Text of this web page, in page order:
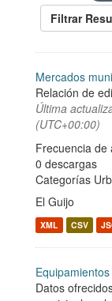
Filtrar
Mercados
Relación de
Última
(UTC+00:00)
Frecuencia de
0 descargas
Categorías
El Guijo
XML CSV
Datos